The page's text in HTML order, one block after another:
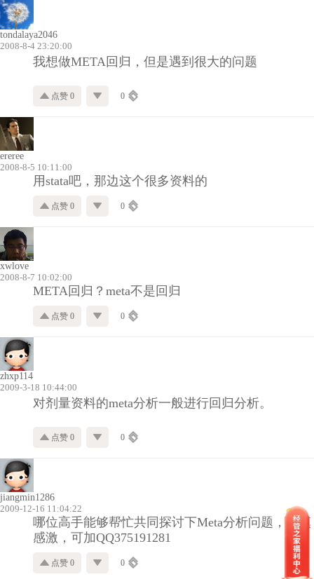
tondalaya2046
2008-8-4 23:20:00
我想做META回归，但是遇到很大的问题
点赞 0 0
ereree
2008-8-5 10:11:00
用stata吧，那边这个很多资料的
点赞 0 0
xwlove
2008-8-7 10:02:00
META回归？meta不是回归
点赞 0 0
zhxp114
2009-3-18 10:44:00
对剂量资料的meta分析一般进行回归分析。
点赞 0 0
jiangmin1286
2009-12-16 11:04:22
哪位高手能够帮忙共同探讨下Meta分析问题，不慎
感激，可加QQ375191281
点赞 0 0